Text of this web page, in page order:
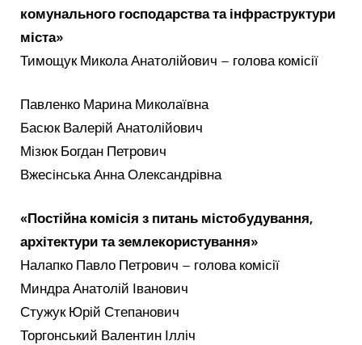
комунального господарства та інфраструктури
міста»
Тимощук Микола Анатолійович – голова комісії
Павленко Марина Миколаївна
Басюк Валерій Анатолійович
Мізюк Богдан Петрович
Вжесінська Анна Олександрівна
«Постійна комісія з питань містобудування,
архітектури та землекористування»
Налапко Павло Петрович – голова комісії
Миндра Анатолій Іванович
Стужук Юрій Степанович
Торгонський Валентин Ілліч